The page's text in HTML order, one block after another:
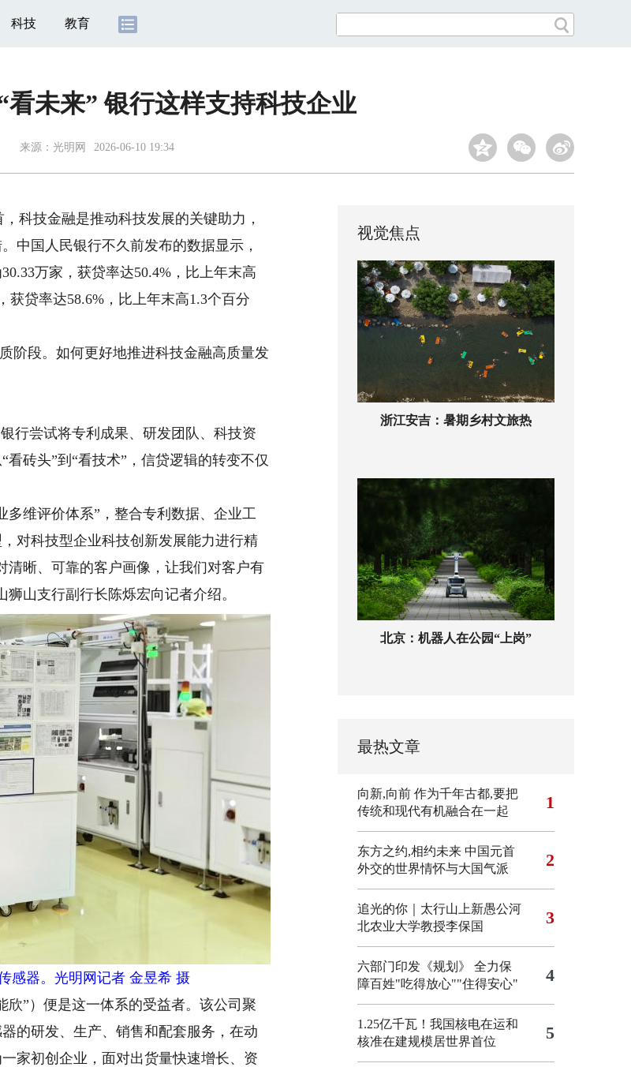
科技 教育
看未来” 银行这样支持科技企业
来源： 光明网 2026-06-10 19:34
科技金融是推动科技发展的关键助力，
中国人民银行不久前发布的数据显示，
万家，获贷率达50.4%，比上年末高
获贷率达58.6%，比上年末高1.3个百分
段。如何更好地推进科技金融高质量发
尝试将专利成果、研发团队、科技资
砖头”到“看技术”，信贷逻辑的转变不仅
维评价体系”，整合专利数据、企业工
对科技型企业科技创新发展能力进行精
清晰、可靠的客户画像，让我们对客户有
山支行副行长陈烁宏向记者介绍。
感器。光明网记者 金昱希 摄
”）便是这一体系的受益者。该公司聚
的研发、生产、销售和配套服务，在动
家初创企业，面对出货量快速增长、资
视觉焦点
浙江安吉：暑期乡村文旅热
北京：机器人在公园“上岗”
最热文章
向新,向前 作为千年古都,要把
传统和现代有机融合在一起
1
东方之约,相约未来 中国元首
外交的世界情怀与大国气派
2
追光的你｜太行山上新愚公河
北农业大学教授李保国
3
六部门印发《规划》 全力保
障百姓"吃得放心""住得安心"
4
1.25亿千瓦！我国核电在运和
核准在建规模居世界首位
5